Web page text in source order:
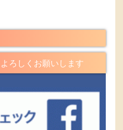
ろしくお願いします